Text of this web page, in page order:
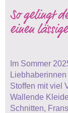
So gelingt
einen
Im Sommer
Stoffen mit viel
Wallende
Schnitten,